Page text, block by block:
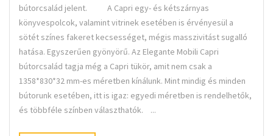
bútorcsalád jelent. A Capri egy- és kétszárnyas
könyvespolcok, valamint vitrinek esetében is érvényesül a
sötét színes fakeret kecsességet, mégis masszivitást sugalló
hatása. Egyszerűen gyönyörű. Az Elegante Mobili Capri
bútorcsalád tagja még a Capri tükör, amit nem csak a
1358*830*32 mm-es méretben kínálunk. Mint mindig és minden
bútorunk esetében, itt is igaz: egyedi méretben is rendelhetők,
és többféle színben választhatók. ...